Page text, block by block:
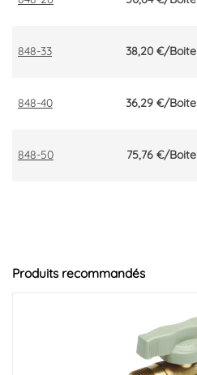
848-33 38,20 €/Boite
848-40 36,29 €/Boite
848-50 75,76 €/Boite
Produits recommandés